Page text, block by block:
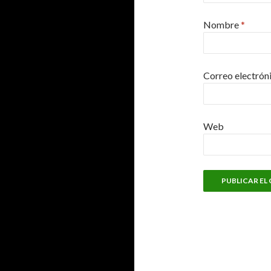
Nombre*
Correo
Web